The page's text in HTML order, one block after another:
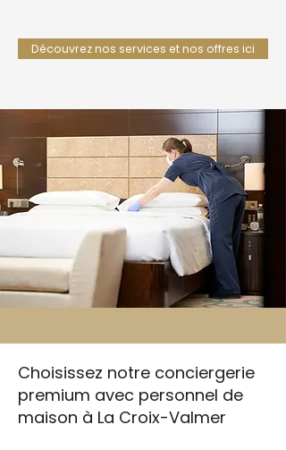
Découvrez nos services et nos offres ici
Choisissez notre conciergerie
premium avec personnel de
maison à La Croix-Valmer